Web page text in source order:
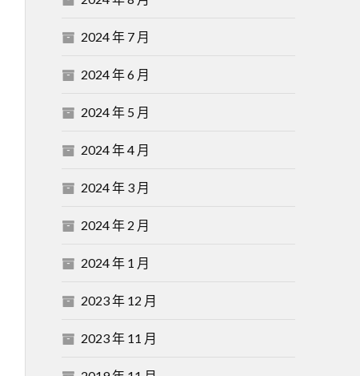
2024 年 7 月
2024 年 6 月
2024 年 5 月
2024 年 4 月
2024 年 3 月
2024 年 2 月
2024 年 1 月
2023 年 12 月
2023 年 11 月